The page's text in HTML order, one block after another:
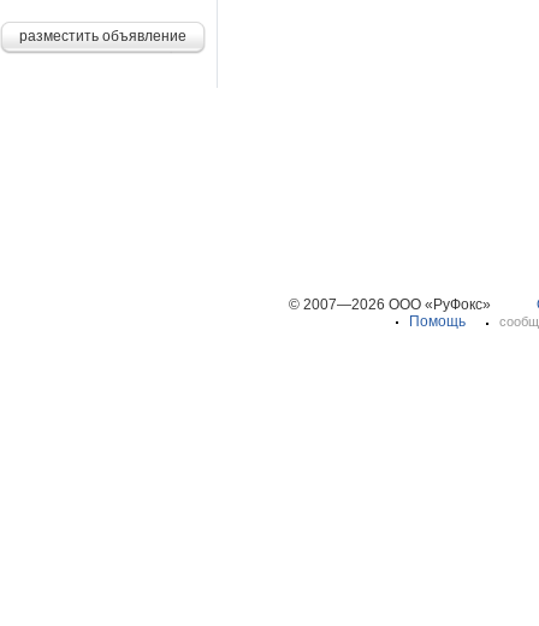
разместить объявление
© 2007—2026 ООО «РуФокс»
Помощь